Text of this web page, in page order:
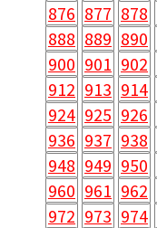
876 877 878
888 889 890
900 901 902
912 913 914
924 925 926
936 937 938
948 949 950
960 961 962
972 973 974